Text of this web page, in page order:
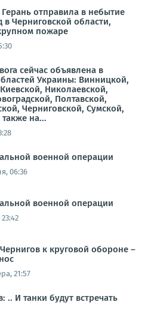
отправила в небытие
в Черниговской области,
пожаре
сейчас объявлена в
Украины: Винницкой,
Николаевской,
Полтавской,
Черниговской, Сумской,
на...
военной операции
06:36
военной операции
к круговой обороне –
21:57
.. И танки будут встречать